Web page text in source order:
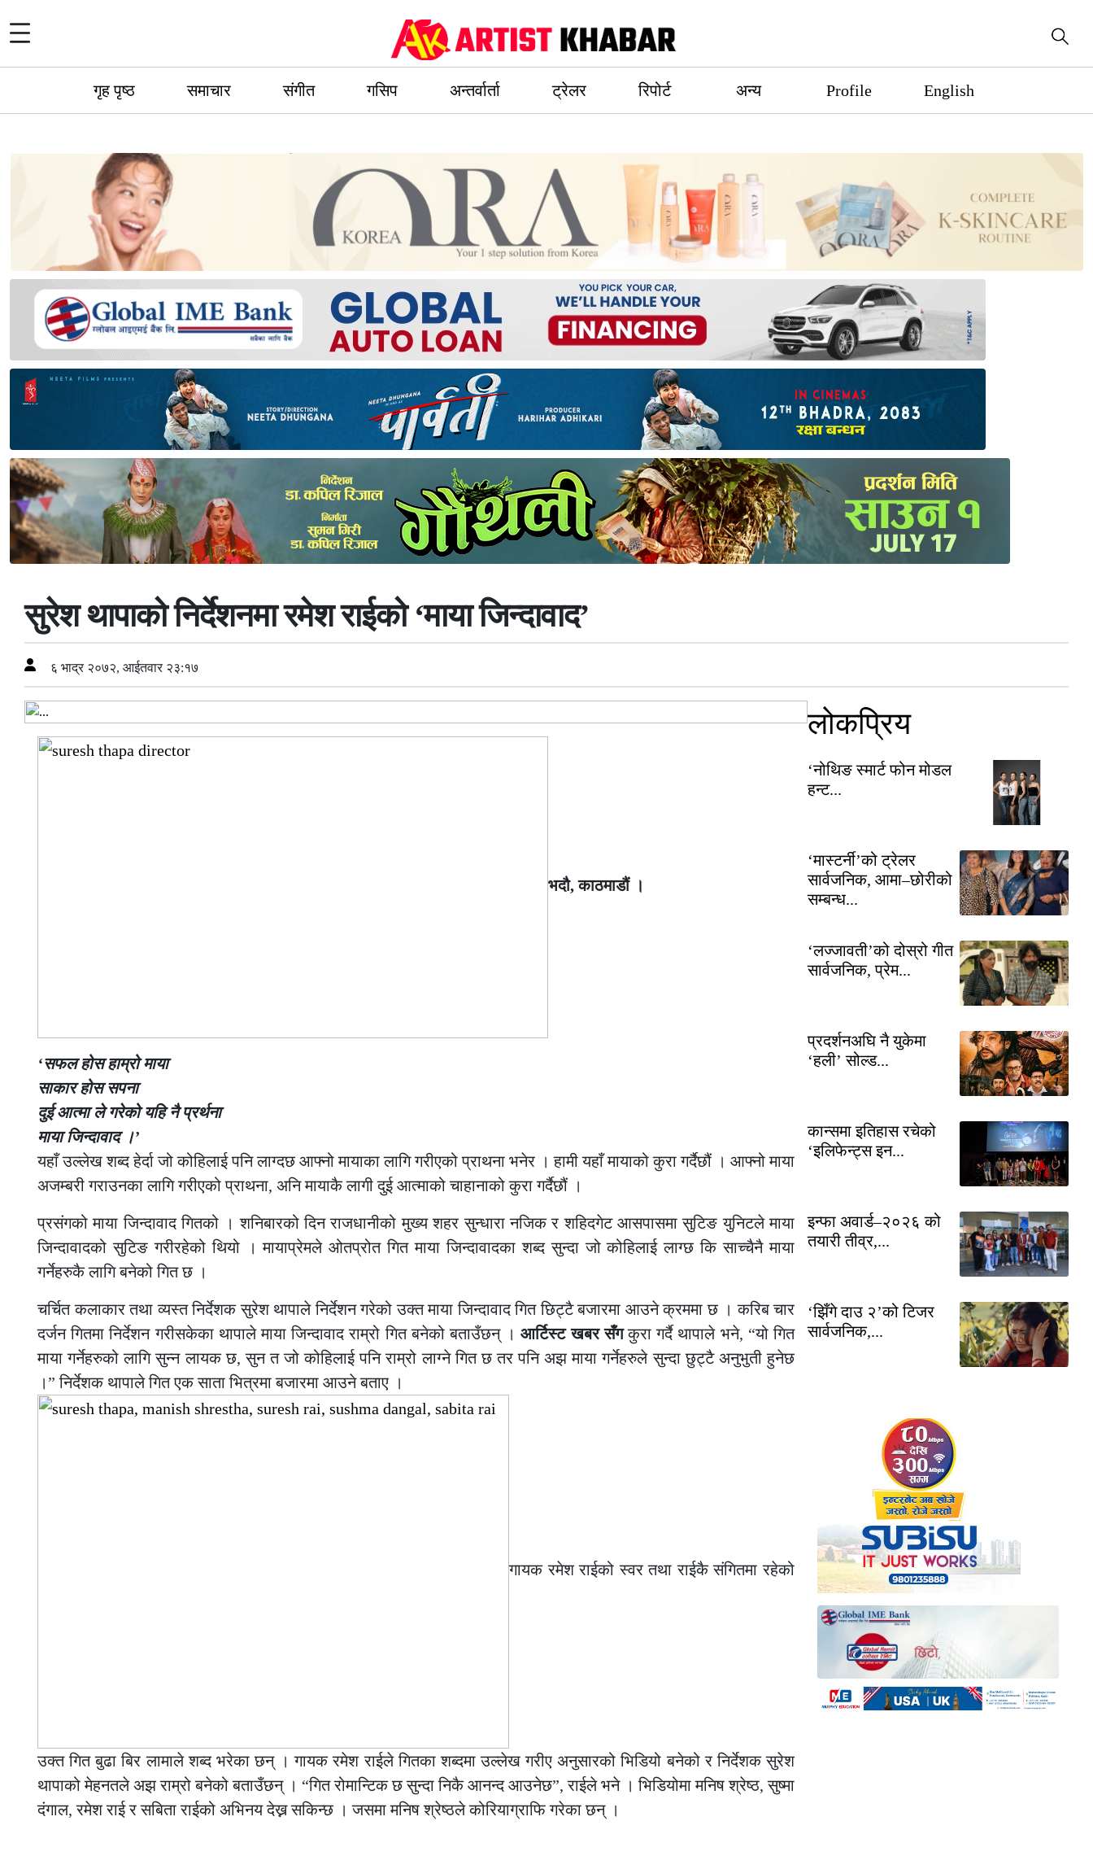
गृह पृष्ठ समाचार संगीत गसिप अन्तर्वार्ता ट्रेलर रिपोर्ट अन्य Profile English
सुरेश थापाको निर्देशनमा रमेश राईको ‘माया जिन्दावाद’
६ भाद्र २०७२, आईतवार २३:१७
भदौ, काठमाडौं ।
‘सफल होस हाम्रो माया
साकार होस सपना
दुई आत्मा ले गरेको यहि नै प्रर्थना
माया जिन्दावाद ।’
यहाँ उल्लेख शब्द हेर्दा जो कोहिलाई पनि लाग्दछ आफ्नो मायाका लागि गरीएको प्राथना भनेर । हामी यहाँ मायाको कुरा गर्दैछौं । आफ्नो माया
अजम्बरी गराउनका लागि गरीएको प्राथना, अनि मायाकै लागी दुई आत्माको चाहानाको कुरा गर्दैछौं ।
प्रसंगको माया जिन्दावाद गितको । शनिबारको दिन राजधानीको मुख्य शहर सुन्धारा नजिक र शहिदगेट आसपासमा सुटिङ युनिटले माया
जिन्दावादको सुटिङ गरीरहेको थियो । मायाप्रेमले ओतप्रोत गित माया जिन्दावादका शब्द सुन्दा जो कोहिलाई लाग्छ कि साच्चैनै माया
गर्नेहरुकै लागि बनेको गित छ ।
चर्चित कलाकार तथा व्यस्त निर्देशक सुरेश थापाले निर्देशन गरेको उक्त माया जिन्दावाद गित छिट्टै बजारमा आउने क्रममा छ । करिब चार
दर्जन गितमा निर्देशन गरीसकेका थापाले माया जिन्दावाद राम्रो गित बनेको बताउँछन् ।आर्टिस्ट खबर सँगकुरा गर्दै थापाले भने, “यो गित
माया गर्नेहरुको लागि सुन्न लायक छ, सुन त जो कोहिलाई पनि राम्रो लाग्ने गित छ तर पनि अझ माया गर्नेहरुले सुन्दा छुट्टै अनुभुती हुनेछ
।” निर्देशक थापाले गित एक साता भित्रमा बजारमा आउने बताए ।
गायक रमेश राईको स्वर तथा राईकै संगितमा रहेको
उक्त गित बुढा बिर लामाले शब्द भरेका छन् । गायक रमेश राईले गितका शब्दमा उल्लेख गरीए अनुसारको भिडियो बनेको र निर्देशक सुरेश
थापाको मेहनतले अझ राम्रो बनेको बताउँछन् । “गित रोमान्टिक छ सुन्दा निकै आनन्द आउनेछ”, राईले भने । भिडियोमा मनिष श्रेष्ठ, सुष्मा
दंगाल, रमेश राई र सबिता राईको अभिनय देख्न सकिन्छ । जसमा मनिष श्रेष्ठले कोरियाग्राफि गरेका छन् ।
लोकप्रिय
‘नोथिङ स्मार्ट फोन मोडल
हन्ट...
‘मास्टर्नी’को ट्रेलर
सार्वजनिक, आमा–छोरीको
सम्बन्ध...
‘लज्जावती’को दोस्रो गीत
सार्वजनिक, प्रेम...
प्रदर्शनअघि नै युकेमा
‘हली’ सोल्ड...
कान्समा इतिहास रचेको
‘इलिफेन्ट्स इन...
इन्फा अवार्ड–२०२६ को
तयारी तीव्र,...
‘झिँगे दाउ २’को टिजर
सार्वजनिक,...